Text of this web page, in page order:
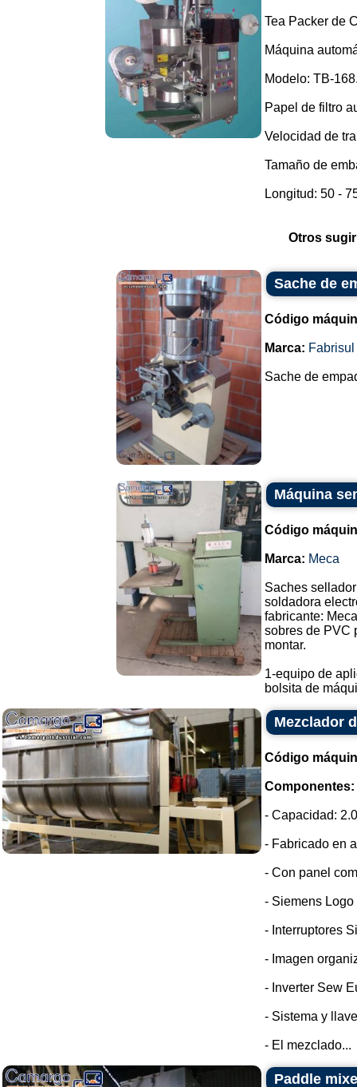
Tea Packer de
Máquina
Modelo: TB-
Papel de filtro
Velocidad de
Tamaño de
Longitud: 50 -
Otros
Sache de
Código
Marca: Fabrisul
Sache de
Máquina
Código
Marca: Meca
Saches sellador
soldadora
fabricante:
sobres de PVC
montar.
1-equipo de
bolsita de
Mezclador
Código
Componentes:
- Capacidad:
- Fabricado en
- Con panel
- Siemens Logo
- Interruptores
- Imagen
- Inverter Sew
- Sistema y
- El mezclado...
Paddle